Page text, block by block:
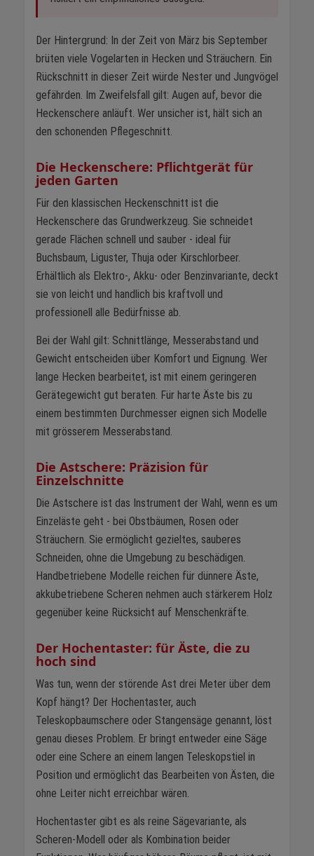
Der Hintergrund: In der Zeit von März bis September
brüten viele Vogelarten in Hecken und Sträuchern. Ein
Rückschnitt in dieser Zeit würde Nester und Jungvögel
gefährden. Im Zweifelsfall gilt: Augen auf, bevor die
Heckenschere anläuft. Wer unsicher ist, hält sich an
den schonenden Pflegeschnitt.
Die Heckenschere: Pflichtgerät für
jeden Garten
Für den klassischen Heckenschnitt ist die
Heckenschere das Grundwerkzeug. Sie schneidet
gerade Flächen schnell und sauber - ideal für
Buchsbaum, Liguster, Thuja oder Kirschlorbeer.
Erhältlich als Elektro-, Akku- oder Benzinvariante, deckt
sie von leicht und handlich bis kraftvoll und
professionell alle Bedürfnisse ab.
Bei der Wahl gilt: Schnittlänge, Messerabstand und
Gewicht entscheiden über Komfort und Eignung. Wer
lange Hecken bearbeitet, ist mit einem geringeren
Gerätegewicht gut beraten. Für harte Äste bis zu
einem bestimmten Durchmesser eignen sich Modelle
mit grösserem Messerabstand.
Die Astschere: Präzision für
Einzelschnitte
Die Astschere ist das Instrument der Wahl, wenn es um
Einzeläste geht - bei Obstbäumen, Rosen oder
Sträuchern. Sie ermöglicht gezieltes, sauberes
Schneiden, ohne die Umgebung zu beschädigen.
Handbetriebene Modelle reichen für dünnere Äste,
akkubetriebene Scheren nehmen auch stärkerem Holz
gegenüber keine Rücksicht auf Menschenkräfte.
Der Hochentaster: für Äste, die zu
hoch sind
Was tun, wenn der störende Ast drei Meter über dem
Kopf hängt? Der Hochentaster, auch
Teleskopbaumschere oder Stangensäge genannt, löst
genau dieses Problem. Er bringt entweder eine Säge
oder eine Schere an einem langen Teleskopstiel in
Position und ermöglicht das Bearbeiten von Ästen, die
ohne Leiter nicht erreichbar wären.
Hochentaster gibt es als reine Sägevariante, als
Scheren-Modell oder als Kombination beider